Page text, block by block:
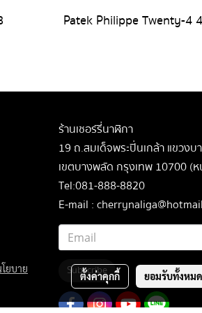
ร้านเชอร์รี่นาฬิกา
19 ถ.สมเด็จพระปิ่นเกล้า แขวงบ
เขตบางพลัด กรุงเทพ 10700 (ห
Tel:081-888-8820
E-mail :
Subscribe
ยบาย
ตั้งค่าคุกกี้ ยอมรับทั้งหมด